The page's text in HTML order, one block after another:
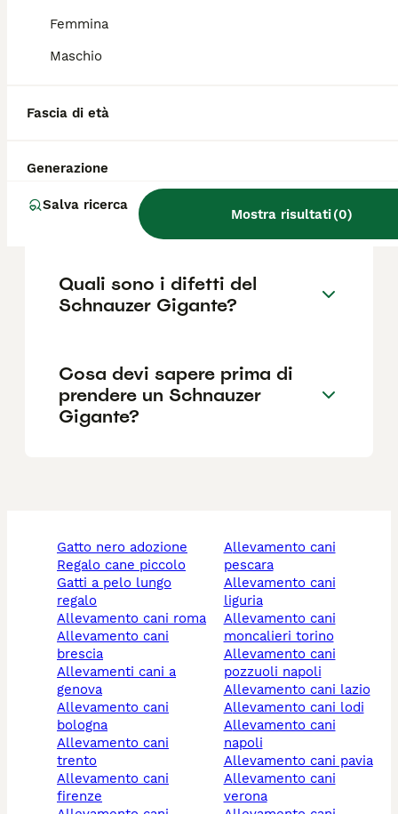
Femmina
Maschio
Fascia di età
Generazione
Salva ricerca
Mostra risultati(0)
fattori come il pedigree, la reputazione
Quanto dura la vita di un
Schnauzer Gigante?
Qual è il carattere del
Schnauzer Gigante?
Quali sono i difetti del
Schnauzer Gigante?
Cosa devi sapere prima di
prendere un Schnauzer
Gigante?
gatto nero adozione
regalo cane piccolo
gatti a pelo lungo
regalo
allevamento cani roma
allevamento cani
brescia
allevamenti cani a
genova
allevamento cani
bologna
allevamento cani
trento
allevamento cani
firenze
allevamento cani
pescara
allevamento cani
liguria
allevamento cani
moncalieri torino
allevamento cani
pozzuoli napoli
allevamento cani lazio
allevamento cani lodi
allevamento cani
napoli
allevamento cani pavia
allevamento cani
verona